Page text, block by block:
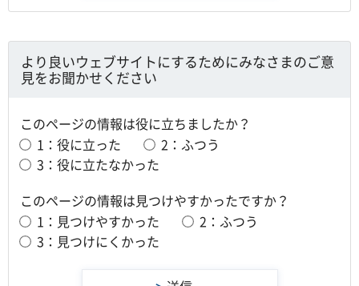
より良いウェブサイトにするためにみなさまのご意
見をお聞かせください
このページの情報は役に立ちましたか？
1：役に立った
2：ふつう
3：役に立たなかった
このページの情報は見つけやすかったですか？
1：見つけやすかった
2：ふつう
3：見つけにくかった